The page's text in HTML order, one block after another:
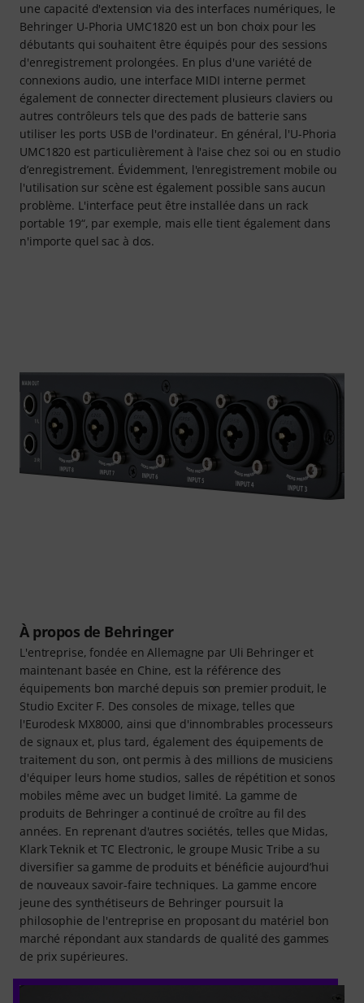
une capacité d'extension via des interfaces numériques, le
Behringer U-Phoria UMC1820 est un bon choix pour les
débutants qui souhaitent être équipés pour des sessions
d'enregistrement prolongées. En plus d'une variété de
connexions audio, une interface MIDI interne permet
également de connecter directement plusieurs claviers ou
autres contrôleurs tels que des pads de batterie sans
utiliser les ports USB de l'ordinateur. En général, l'U-Phoria
UMC1820 est particulièrement à l'aise chez soi ou en studio
d’enregistrement. Évidemment, l'enregistrement mobile ou
l'utilisation sur scène est également possible sans aucun
problème. L'interface peut être installée dans un rack
portable 19“, par exemple, mais elle tient également dans
n'importe quel sac à dos.
À propos de Behringer
L'entreprise, fondée en Allemagne par Uli Behringer et
maintenant basée en Chine, est la référence des
équipements bon marché depuis son premier produit, le
Studio Exciter F. Des consoles de mixage, telles que
l'Eurodesk MX8000, ainsi que d'innombrables processeurs
de signaux et, plus tard, également des équipements de
traitement du son, ont permis à des millions de musiciens
d'équiper leurs home studios, salles de répétition et sonos
mobiles même avec un budget limité. La gamme de
produits de Behringer a continué de croître au fil des
années. En reprenant d'autres sociétés, telles que Midas,
Klark Teknik et TC Electronic, le groupe Music Tribe a su
diversifier sa gamme de produits et bénéficie aujourd’hui
de nouveaux savoir-faire techniques. La gamme encore
jeune des synthétiseurs de Behringer poursuit la
philosophie de l'entreprise en proposant du matériel bon
marché répondant aux standards de qualité des gammes
de prix supérieures.